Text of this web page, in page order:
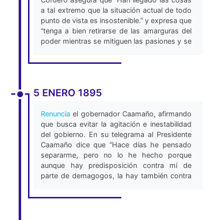
quiera acoger la misión en Chile y asegura
que “Lo que los conspiradores intentan es
excitar el amor patrio y desacreditar al
Gobierno para que se les facilite una
a tal extremo que la situación actual de todo
punto de vista es insostenible.” y expresa que
“tenga a bien retirarse de las amarguras del
poder mientras se mitiguen las pasiones y se
mortifica. No dudo que la inculpabilidad de
circunstancias presentes hacen
Gobernación…” (Lloret, 2011).
5 ENERO 1895
Renuncia el gobernador Caamaño, afirmando
que busca evitar la agitación e inestabilidad
del gobierno. En su telegrama al Presidente
Caamaño dice que “Hace días he pensado
separarme, pero no lo he hecho porque
aunque hay predisposición contra mí de
parte de demagogos, la hay también contra
situación. Mando en este momento mi